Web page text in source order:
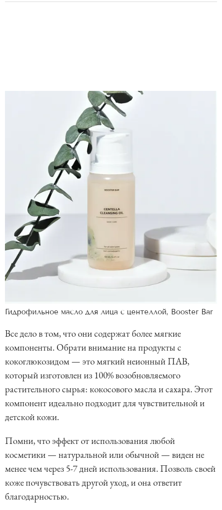
Гидрофильное масло для лица с центеллой, Booster Bar
Все дело в том, что они содержат более мягкие
компоненты. Обрати внимание на продукты с
кокоглюкозидом — это мягкий неионный ПАВ,
который изготовлен из 100% возобновляемого
растительного сырья: кокосового масла и сахара. Этот
компонент идеально подходит для чувствительной и
детской кожи.
Помни, что эффект от использования любой
косметики — натуральной или обычной — виден не
менее чем через 5-7 дней использования. Позволь своей
коже почувствовать другой уход, и она ответит
благодарностью.